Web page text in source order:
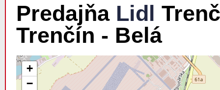
Predajňa Lidl
Trenčín - Belá
+
−